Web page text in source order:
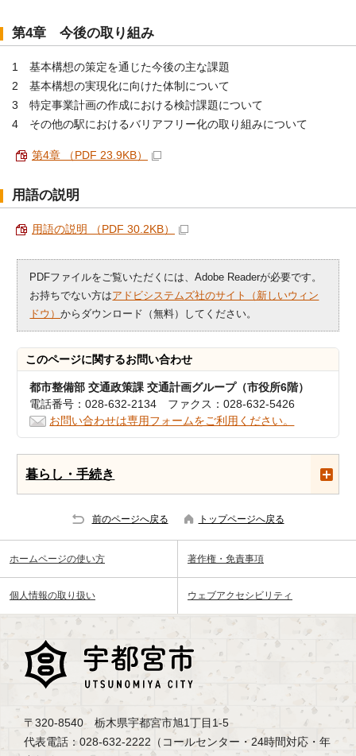
第4章 今後の取り組み
1 基本構想の策定を通じた今後の主な課題
2 基本構想の実現化に向けた体制について
3 特定事業計画の作成における検討課題について
4 その他の駅におけるバリアフリー化の取り組みについて
第4章 （PDF 23.9KB）
用語の説明
用語の説明 （PDF 30.2KB）
PDFファイルをご覧いただくには、Adobe Readerが必要です。
お持ちでない方はアドビシステムズ社のサイト（新しいウィン
ドウ）からダウンロード（無料）してください。
このページに関するお問い合わせ
都市整備部 交通政策課 交通計画グループ（市役所6階）
電話番号：028-632-2134 ファクス：028-632-5426
お問い合わせは専用フォームをご利用ください。
暮らし・手続き
前のページへ戻る トップページへ戻る
ホームページの使い方 著作権・免責事項
個人情報の取り扱い ウェブアクセシビリティ
〒320-8540 栃木県宇都宮市旭1丁目1-5
代表電話：028-632-2222（コールセンター・24時間対応・年